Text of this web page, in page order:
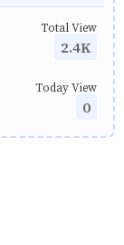
Total View
2.4K
Today View
0